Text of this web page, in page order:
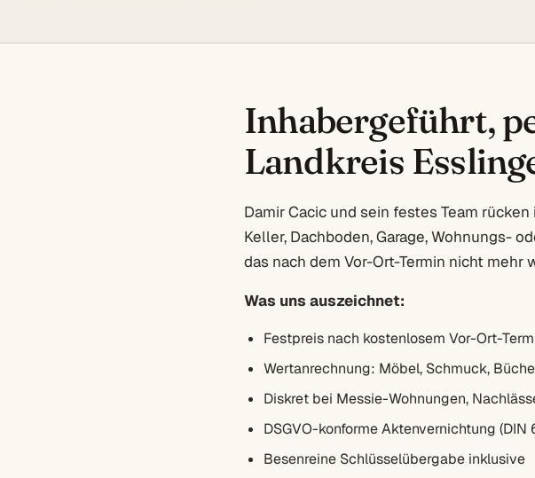
Inhabergeführt,
Landkreis
Damir Cacic und sein festes Team
Keller, Dachboden, Garage, Wohnungs-
das nach dem Vor-Ort-Termin nicht mehr
Was uns auszeichnet:
Festpreis nach kostenlosem Vor-Ort-
Wertanrechnung: Möbel, Schmuck,
Diskret bei Messie-Wohnungen,
DSGVO-konforme Aktenvernichtung
Besenreine Schlüsselübergabe inklusive